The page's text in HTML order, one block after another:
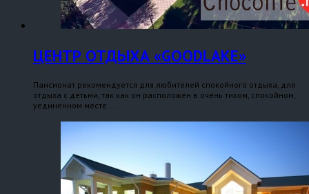
ЦЕНТР ОТДЫХА «GOODLAKE»
Пансионат рекомендуется для любителей спокойного отдыха, для
отдыха с детьми, так как он расположен в очень тихом, спокойном,
уединенном месте. ...